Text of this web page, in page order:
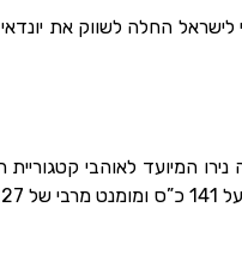
לישראל החלה לשווק את